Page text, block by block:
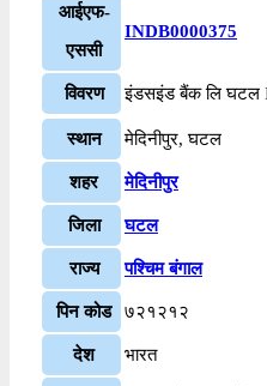
आईएफ-
एससी
INDB0000375
विवरण इंडसइंड बैंक लि घटल
स्थान मेदिनीपुर, घटल
शहर मेदिनीपुर
जिला घटल
राज्य पश्चिम बंगाल
पिन कोड ७२१२१२
देश भारत